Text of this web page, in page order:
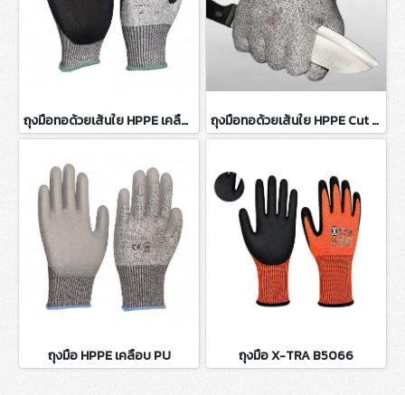
ถุงมือทอด้วยเส้นใย HPPE เคลือบ Nitrile (NBR) สีดำ ถุงมือทอด้วยเส้นใย HPPE Cut 5 (Food Grade)
ถุงมือ HPPE เคลือบ PU ถุงมือ X-TRA B5066